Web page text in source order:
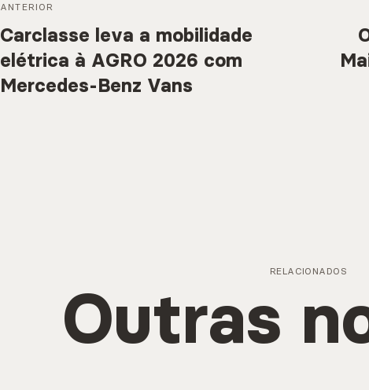
ANTERIOR
Carclasse leva a mobilidade
elétrica à AGRO 2026 com
Mercedes-Benz Vans
RELACIONADOS
Outras